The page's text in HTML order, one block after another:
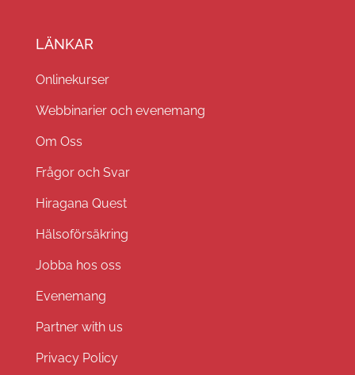
LÄNKAR
Onlinekurser
Webbinarier och evenemang
Om Oss
Frågor och Svar
Hiragana Quest
Hälsoförsäkring
Jobba hos oss
Evenemang
Partner with us
Privacy Policy